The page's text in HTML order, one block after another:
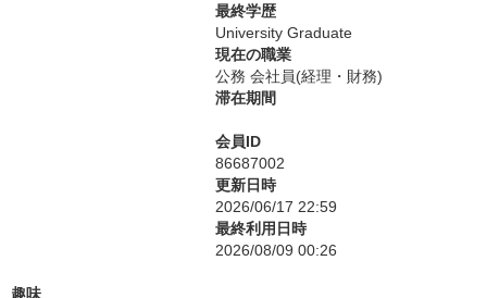
最終学歴
University Graduate
現在の職業
公務 会社員(経理・財務)
滞在期間
会員ID
86687002
更新日時
2026/06/17 22:59
最終利用日時
2026/08/09 00:26
趣味